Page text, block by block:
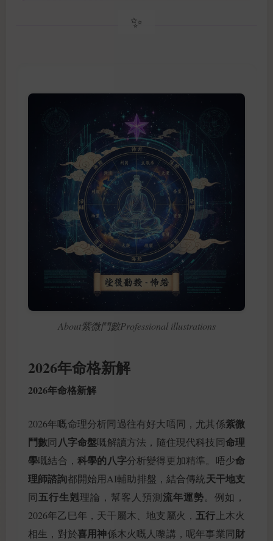
About紫微鬥數Professional illustrations
2026年命格新解
2026年命格新解
2026年嘅命理分析同過往有好大唔同，尤其係紫微
鬥數同 八字命盤嘅解讀方法，隨住現代科技同命理
學嘅結合， 科學的八字分析變得更加精準。唔少命
理師諮詢都開始用AI輔助排盤，結合傳統天干地支
同五行生剋理論，幫客人預測流年運勢。例如，
2026年乙巳年，天干屬木、地支屬火， 五行 上木火
相生，對於喜用神係木火嘅人嚟講，呢年事業同財